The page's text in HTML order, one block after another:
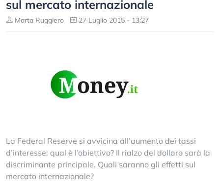
sul mercato internazionale
Marta Ruggiero 27 Luglio 2015 - 13:27
La Federal Reserve si avvicina all’aumento dei tassi
d’interesse: qual è l’obiettivo? Il rialzo del dollaro sarà la
discriminante principale. Quali saranno gli effetti sul
mercato internazionale?